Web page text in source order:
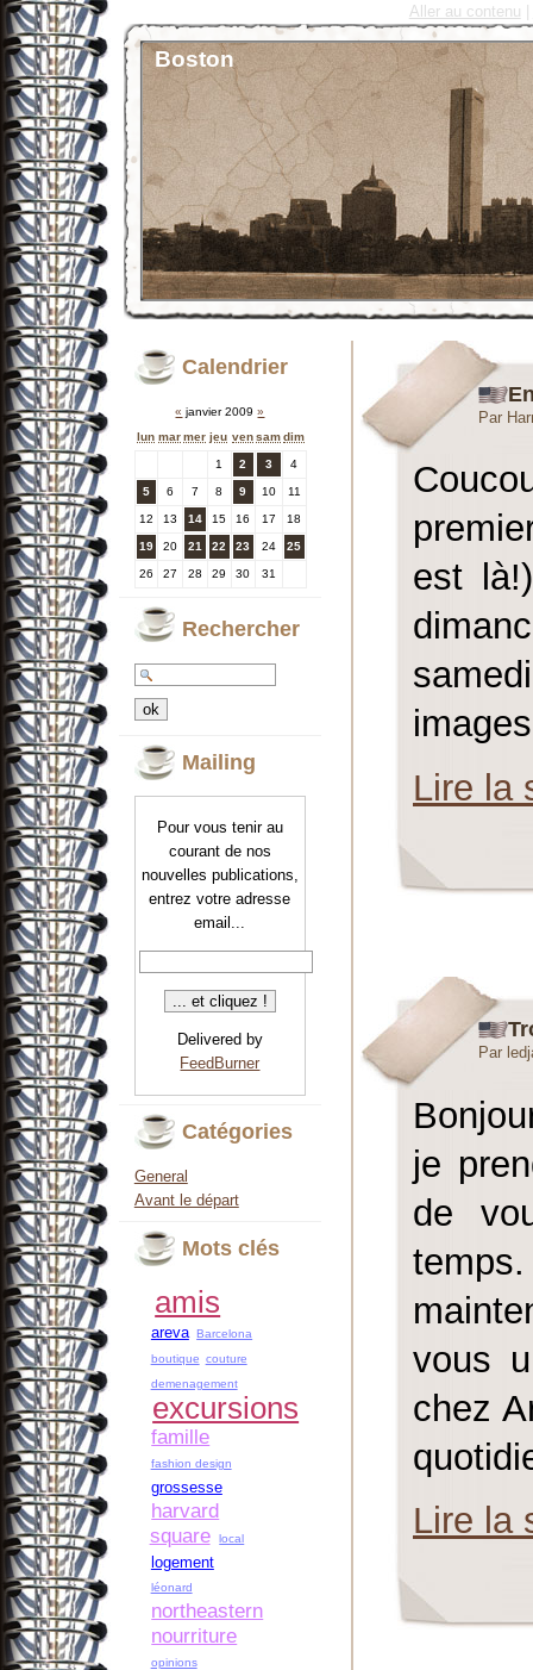
Aller au contenu
Boston
Calendrier
« janvier 2009»
lun marmer jeu vensamdim
1 2 3 4
5 6 7 8 9 10 11
12 13 14 15 16 17 18
19 20 21 22 23 24 25
26 27 28 29 30 31
Rechercher
Mailing
Pour vous tenir au
courant de nos
nouvelles publications,
entrez votre adresse
email...
Delivered by
FeedBurner
Catégories
General
Avant le départ
Mots clés
amis
areva Barcelona
boutique couture
demenagement
excursions
famille
fashion design
grossesse
harvard
square
local
logement
léonard
northeastern
nourriture
opinions
Par
est
Lire la
Par
je
de
vous
chez
Lire la